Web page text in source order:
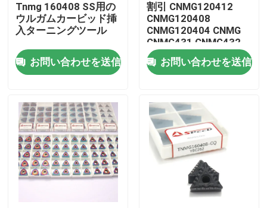
製品
ビデオ
Tnmg 160408 SS用の
ウルガムカービッド挿
入ターニングツール
お問い合わせを送信
割引 CNMG120412
CNMG120408
CNMG120404 CNMG
CNMG431 CNMG432
カービッドCNC切断タ
ーニング挿入
お問い合わせを送信